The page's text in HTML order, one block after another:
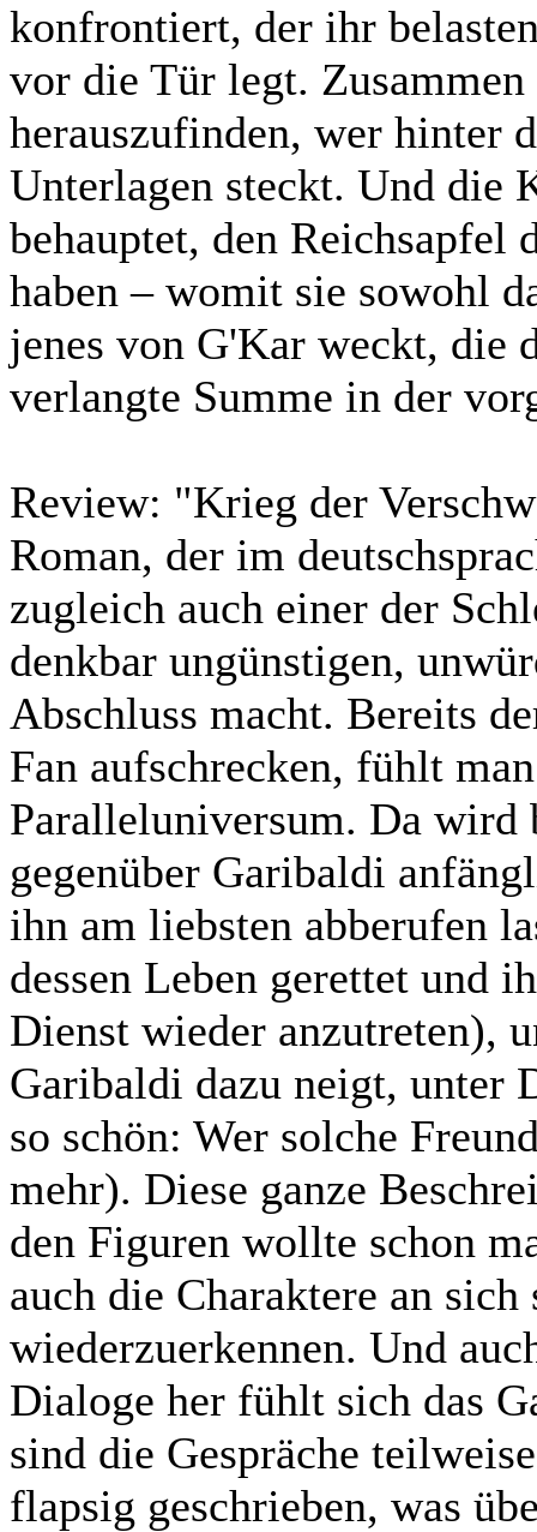
konfrontiert, der ihr
vor die Tür legt.
herauszufinden, wer hinter
Unterlagen steckt. Und die
behauptet, den Reichsapfel
haben – womit sie sowohl
jenes von G'Kar weckt, die
verlangte Summe in der
Review: "Krieg der
Roman, der im
zugleich auch einer der
denkbar ungünstigen,
Abschluss macht. Bereits
Fan aufschrecken, fühlt
Paralleluniversum. Da wird
gegenüber Garibaldi
ihn am liebsten abberufen
dessen Leben gerettet und
Dienst wieder anzutreten),
Garibaldi dazu neigt, unter
so schön: Wer solche
mehr). Diese ganze
den Figuren wollte schon
auch die Charaktere an
wiederzuerkennen. Und
Dialoge her fühlt sich das
sind die Gespräche
flapsig geschrieben, was